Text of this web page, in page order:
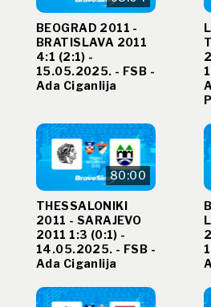
BEOGRAD 2011 -
BRATISLAVA 2011
4:1 (2:1) -
15.05.2025. - FSB -
Ada Ciganlija
80:00
THESSALONIKI
2011 - SARAJEVO
2011 1:3 (0:1) -
14.05.2025. - FSB -
Ada Ciganlija